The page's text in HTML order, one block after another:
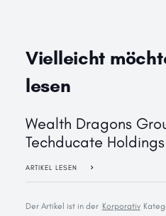
Vielleicht
lesen
Wealth Dragons
Techducate
ARTIKEL LESEN
Der Artikel ist in der Korporativ